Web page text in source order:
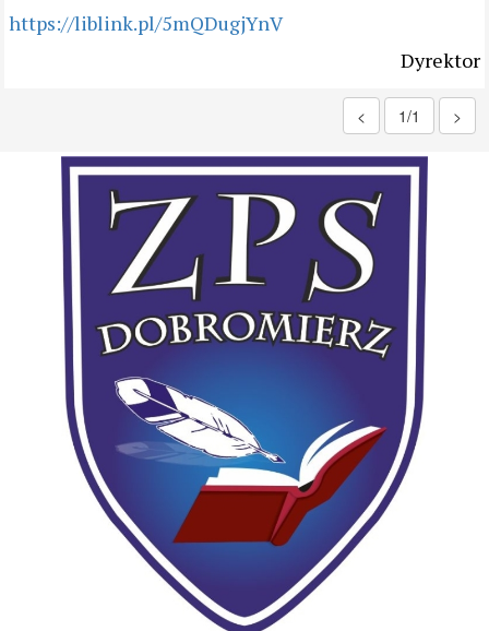
https://liblink.pl/5mQDugjYnV
Dyrektor
< 1/1 >